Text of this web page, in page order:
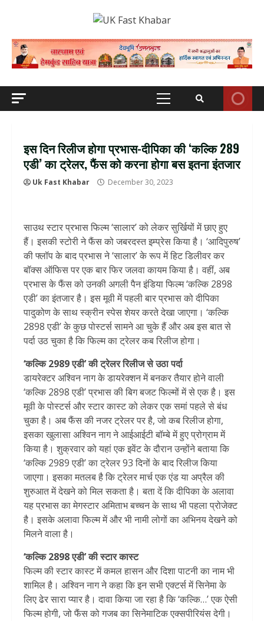
Primary
इस दिन रिलीज होगा प्रभास-दीपिका की ‘कल्कि 289
एडी’ का ट्रेलर, फैंस को करना होगा बस इतना इंतजार
Uk Fast Khabar December 30, 2023
साउथ स्टार प्रभास फिल्म ‘सालार’ को लेकर सुर्खियों में छाए हुए
हैं। इसकी स्टोरी ने फैंस को जबरदस्त इम्प्रेस किया है। ‘आदिपुरुष’
की फ्लॉप के बाद प्रभास ने ‘सालार’ के रूप में हिट डिलीवर कर
बॉक्स ऑफिस पर एक बार फिर जलवा कायम किया है। वहीं, अब
प्रभास के फैंस को उनकी अगली पैन इंडिया फिल्म ‘कल्कि 2898
एडी’ का इंतजार है। इस मूवी में पहली बार प्रभास को दीपिका
पादुकोण के साथ स्क्रीन स्पेस शेयर करते देखा जाएगा। ‘कल्कि
2898 एडी’ के कुछ पोस्टर्स सामने आ चुके हैं और अब इस बात से
पर्दा उठ चुका है कि फिल्म का ट्रेलर कब रिलीज होगा।
‘कल्कि 2989 एडी’ की ट्रेलर रिलीज से उठा पर्दा
डायरेक्टर अश्विन नाग के डायरेक्शन में बनकर तैयार होने वाली
‘कल्कि 2898 एडी’ प्रभास की बिग बजट फिल्मों में से एक है। इस
मूवी के पोस्टर्स और स्टार कास्ट को लेकर एक समां पहले से बंध
चुका है। अब फैंस की नजर ट्रेलर पर है, जो कब रिलीज होगा,
इसका खुलासा अश्विन नाग ने आईआईटी बॉम्बे में हुए प्रोग्राम में
किया है। शुक्रवार को यहां एक इवेंट के दौरान उन्होंने बताया कि
‘कल्कि 2989 एडी’ का ट्रेलर 93 दिनों के बाद रिलीज किया
जाएगा। इसका मतलब है कि ट्रेलर मार्च एक एंड या अप्रैल की
शुरुआत में देखने को मिल सकता है। बता दें कि दीपिका के अलावा
यह प्रभास का मेगस्टार अमिताभ बच्चन के साथ भी पहला प्रोजेक्ट
है। इसके अलावा फिल्म में और भी नामी लोगों का अभिनय देखने को
मिलने वाला है।
‘कल्कि 2898 एडी’ की स्टार कास्ट
फिल्म की स्टार कास्ट में कमल हासन और दिशा पाटनी का नाम भी
शामिल है। अश्विन नाग ने कहा कि इन सभी एक्टर्स में सिनेमा के
लिए ढेर सारा प्यार है। दावा किया जा रहा है कि ‘कल्कि…’ एक ऐसी
फिल्म होगी, जो फैंस को गजब का सिनेमाटिक एक्सपीरियंस देगी।